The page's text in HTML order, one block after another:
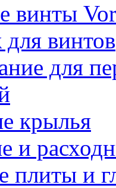
винты
винтов
для
крылья
и
плиты и